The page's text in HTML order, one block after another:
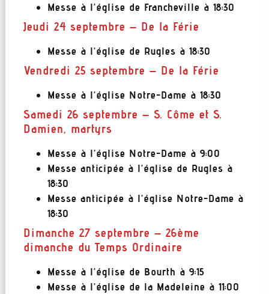
Messe à l’église de Francheville à 18:30
Jeudi 24 septembre – De la Férie
Messe à l’église de Rugles à 18:30
Vendredi 25 septembre – De la Férie
Messe à l’église Notre-Dame à 18:30
Samedi 26 septembre – S. Côme et S.
Damien, martyrs
Messe à l’église Notre-Dame à 9:00
Messe anticipée à l’église de Rugles à
18:30
Messe anticipée à l’église Notre-Dame à
18:30
Dimanche 27 septembre – 26ème
dimanche du Temps Ordinaire
Messe à l’église de Bourth à 9:15
Messe à l’église de la Madeleine à 11:00